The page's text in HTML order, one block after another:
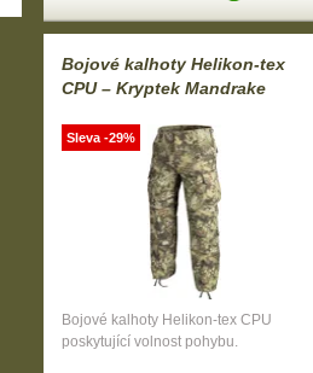
Bojové kalhoty Helikon-tex
CPU – Kryptek Mandrake
Bojové kalhoty Helikon-tex CPU
poskytující volnost pohybu.
Sleva -29%